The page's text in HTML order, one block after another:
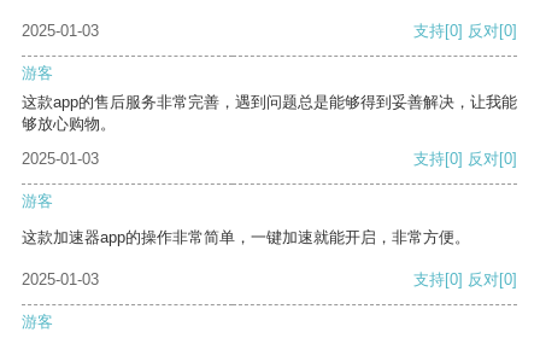
2025-01-03 支持[0] 反对[0]
游客
这款app的售后服务非常完善，遇到问题总是能够得到妥善解决，让我能
够放心购物。
2025-01-03
支持[0] 反对[0]
游客
这款加速器app的操作非常简单，一键加速就能开启，非常方便。
2025-01-03 支持[0] 反对[0]
游客